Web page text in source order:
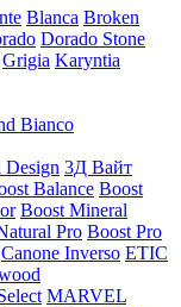
Blanca Broken
Dorado Stone
Grigia Karyntia
Bianco
3Д Вайт
Balance Boost
Boost Mineral
Pro Boost Pro
Canone Inverso ETIC
MARVEL